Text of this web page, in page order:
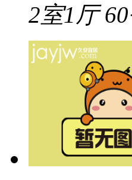
2室1厅